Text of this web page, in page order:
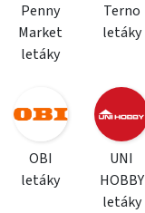
Penny
Market
letáky
Terno
letáky
OBI
letáky
UNI
HOBBY
letáky